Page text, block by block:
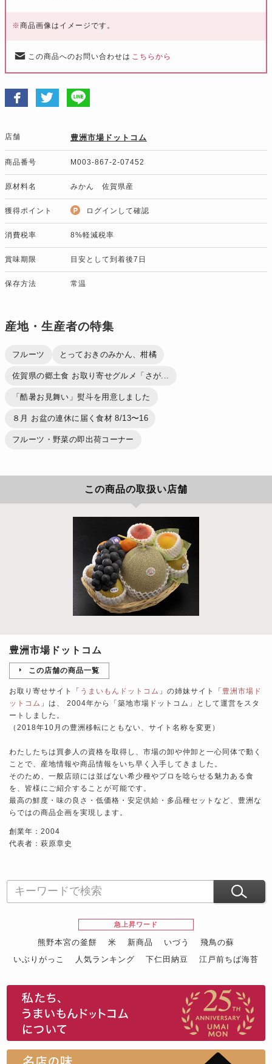
※商品画像はイメージです。
この商品へのお問い合わせは こちらから
店舗 豊洲市場ドットコム
商品番号 M003-867-2-07452
原材料名 みかん 佐賀県産
獲得ポイント ログインして確認
消費税率 8%軽減税率
賞味期限 目安として到着後7日
保存方法 常温
産地・生産者の特集
フルーツ とっておきのみかん、柑橘
佐賀県の郷土食 お取り寄せグルメ「さが...
「酷暑お見舞い」熨斗を用意しました
８月 お盆の連休に届く食材 8/13〜16
フルーツ・野菜の即出荷コーナー
この商品の取扱い店舗
豊洲市場ドットコム
この店舗の商品一覧
お取り寄せサイト「 うまいもんドットコム 」の姉妹サイト「 豊洲市場ド
ットコム 」は、 2004年から「築地市場ドットコム」として運営をスタ
ートしました。
（2018年10月の豊洲移転にともない、サイト名称を変更）
わたしたちは買参人の資格を取得し、市場の卸や仲卸と一心同体で動く
ことで、産地情報や商品情報をいち早く入手してきました。
そのため、一般店頭には並ばない希少種やプロを唸らせる魅力ある食
を、皆様にご紹介することが可能です。
最高の鮮度・味の良さ・低価格・安定供給・多品種セットなど、豊洲な
らではの商品企画を実現します。
創業年：2004
代表者：萩原章史
急上昇ワード
熊野本宮の釜餅 米 新商品 いづう
飛鳥の蘇
いぶりがっこ
人気ランキング 下仁田納豆
江戸前ちば海苔